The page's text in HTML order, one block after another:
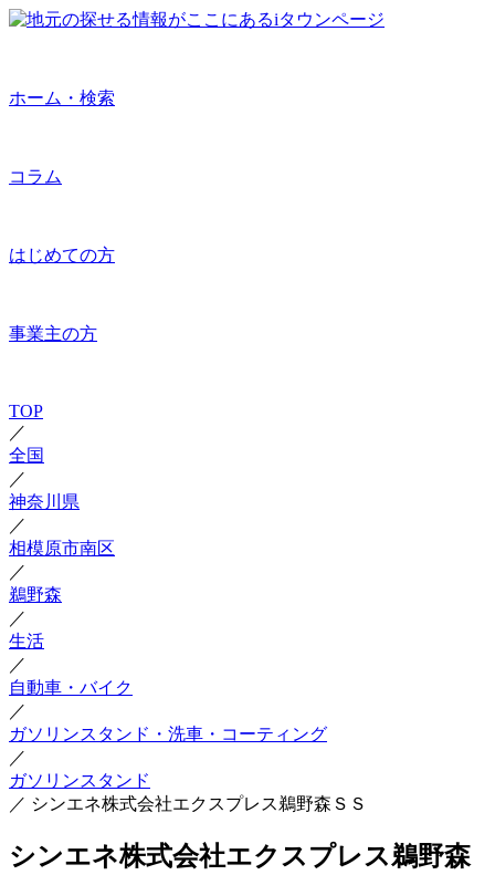
ホーム・検索
コラム
はじめての方
事業主の方
TOP
／
全国
／
神奈川県
／
相模原市南区
／
鵜野森
／
生活
／
自動車・バイク
／
ガソリンスタンド・洗車・コーティング
／
ガソリンスタンド
／ シンエネ株式会社エクスプレス鵜野森ＳＳ
シンエネ株式会社エクスプレス鵜野森